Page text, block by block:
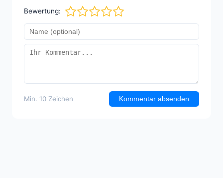
Bewertung:
Min. 10 Zeichen Kommentar absenden